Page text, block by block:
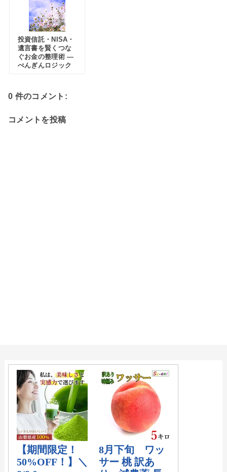
投資信託・NISA・
遺言書を賢くつな
ぐお金の整理術 —
ぺんぎんロジック
0 件のコメント:
コメントを投稿